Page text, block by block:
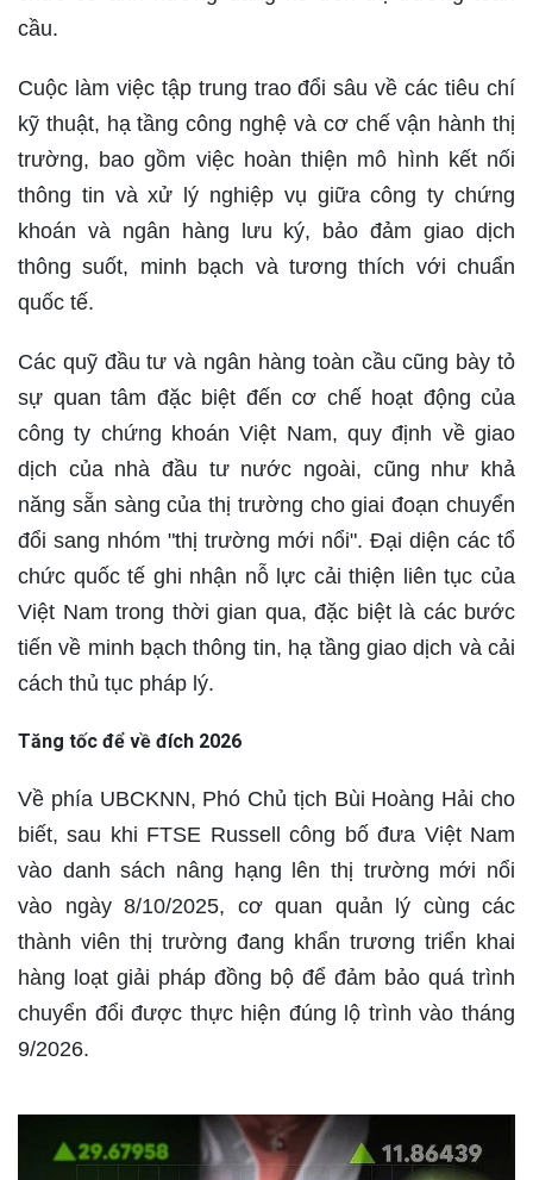
cầu.
Cuộc làm việc tập trung trao đổi sâu về các tiêu chí
kỹ thuật, hạ tầng công nghệ và cơ chế vận hành thị
trường, bao gồm việc hoàn thiện mô hình kết nối
thông tin và xử lý nghiệp vụ giữa công ty chứng
khoán và ngân hàng lưu ký, bảo đảm giao dịch
thông suốt, minh bạch và tương thích với chuẩn
quốc tế.
Các quỹ đầu tư và ngân hàng toàn cầu cũng bày tỏ
sự quan tâm đặc biệt đến cơ chế hoạt động của
công ty chứng khoán Việt Nam, quy định về giao
dịch của nhà đầu tư nước ngoài, cũng như khả
năng sẵn sàng của thị trường cho giai đoạn chuyển
đổi sang nhóm "thị trường mới nổi". Đại diện các tổ
chức quốc tế ghi nhận nỗ lực cải thiện liên tục của
Việt Nam trong thời gian qua, đặc biệt là các bước
tiến về minh bạch thông tin, hạ tầng giao dịch và cải
cách thủ tục pháp lý.
Tăng tốc để về đích 2026
Về phía UBCKNN, Phó Chủ tịch Bùi Hoàng Hải cho
biết, sau khi FTSE Russell công bố đưa Việt Nam
vào danh sách nâng hạng lên thị trường mới nổi
vào ngày 8/10/2025, cơ quan quản lý cùng các
thành viên thị trường đang khẩn trương triển khai
hàng loạt giải pháp đồng bộ để đảm bảo quá trình
chuyển đổi được thực hiện đúng lộ trình vào tháng
9/2026.